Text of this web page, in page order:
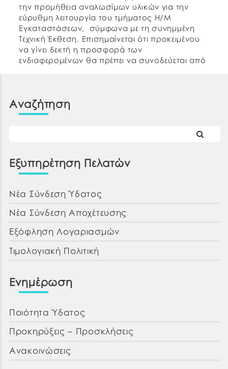
την προμήθεια αναλωσίμων υλικών για την
εύρυθμη λειτουργία του τμήματος Η/Μ
Εγκαταστάσεων, σύμφωνα με τη συνημμένη
Τεχνική Έκθεση. Επισημαίνεται ότι προκειμένου
να γίνει δεκτή η προσφορά των
ενδιαφερομένων θα πρέπει να συνοδεύεται από
Αναζήτηση
Εξυπηρέτηση Πελατών
Νέα Σύνδεση Ύδατος
Νέα Σύνδεση Αποχέτευσης
Εξόφληση Λογαριασμών
Τιμολογιακή Πολιτική
Ενημέρωση
Ποιότητα Ύδατος
Προκηρύξεις – Προσκλήσεις
Ανακοινώσεις